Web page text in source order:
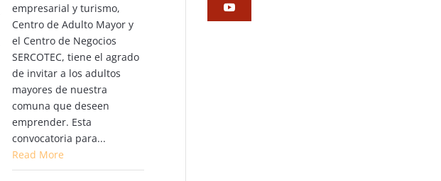
empresarial y turismo,
Centro de Adulto Mayor y
el Centro de Negocios
SERCOTEC, tiene el agrado
de invitar a los adultos
mayores de nuestra
comuna que deseen
emprender. Esta
convocatoria para...
Read More